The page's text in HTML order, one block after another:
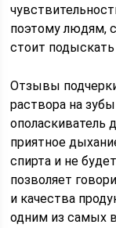
поэтому людям,
стоит
Отзывы
раствора на
ополаскиватель
приятное
спирта и не
позволяет
и качества
одним из самых